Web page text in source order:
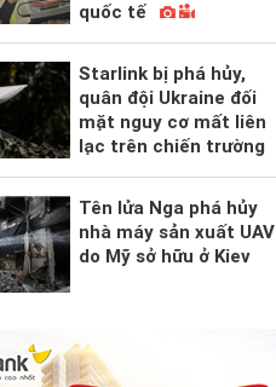
quốc tế
Starlink bị phá hủy,
quân đội Ukraine đối
mặt nguy cơ mất liên
lạc trên chiến trường
Tên lửa Nga phá hủy
nhà máy sản xuất UAV
do Mỹ sở hữu ở Kiev